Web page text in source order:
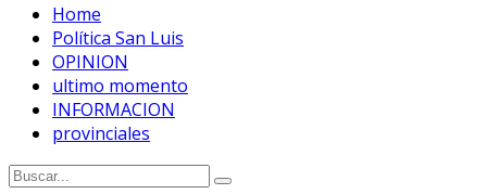
Home
Política San Luis
OPINION
ultimo momento
INFORMACION
provinciales